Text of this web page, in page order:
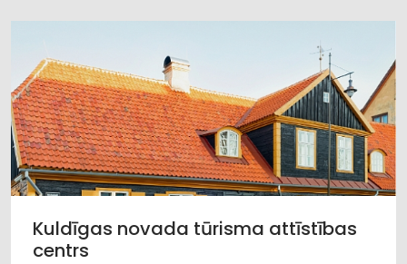
Kuldīgas novada tūrisma attīstības
centrs